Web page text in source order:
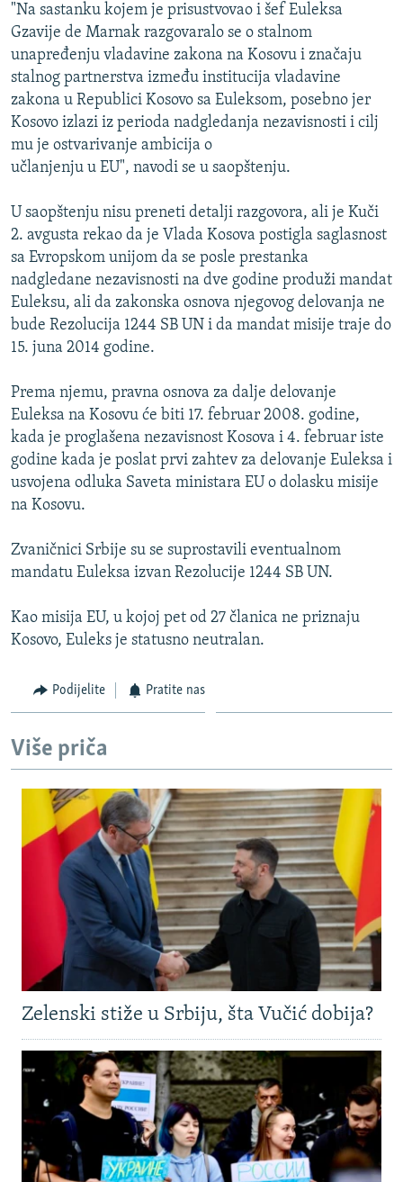
POPLAVE I KLIZIŠTA U BIH 2024.
TV LIBERTY
POST SCRIPTUM
MOJA EVROPA
TRI DECENIJE OD RATA U BIH
NASTANAK I RASPAD JUGOSLAVIJE
Sve RFE/RL stranice
"Na sastanku kojem je prisustvovao i šef Euleksa
Gzavije de Marnak razgovaralo se o stalnom
unapređenju vladavine zakona na Kosovu i značaju
stalnog partnerstva između institucija vladavine
zakona u Republici Kosovo sa Euleksom, posebno jer
Kosovo izlazi iz perioda nadgledanja nezavisnosti i cilj
mu je ostvarivanje ambicija o
učlanjenju u EU", navodi se u saopštenju.
U saopštenju nisu preneti detalji razgovora, ali je Kuči
2. avgusta rekao da je Vlada Kosova postigla saglasnost
sa Evropskom unijom da se posle prestanka
nadgledane nezavisnosti na dve godine produži mandat
Euleksu, ali da zakonska osnova njegovog delovanja ne
bude Rezolucija 1244 SB UN i da mandat misije traje do
15. juna 2014 godine.
Prema njemu, pravna osnova za dalje delovanje
Euleksa na Kosovu će biti 17. februar 2008. godine,
kada je proglašena nezavisnost Kosova i 4. februar iste
godine kada je poslat prvi zahtev za delovanje Euleksa i
usvojena odluka Saveta ministara EU o dolasku misije
na Kosovu.
Zvaničnici Srbije su se suprostavili eventualnom
mandatu Euleksa izvan Rezolucije 1244 SB UN.
Kao misija EU, u kojoj pet od 27 članica ne priznaju
Kosovo, Euleks je statusno neutralan.
Podijelite Pratite nas
Više priča
Zelenski stiže u Srbiju, šta Vučić dobija?